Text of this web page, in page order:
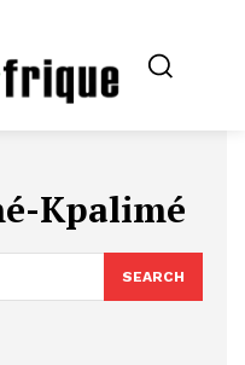
Kpalimé
SEARCH